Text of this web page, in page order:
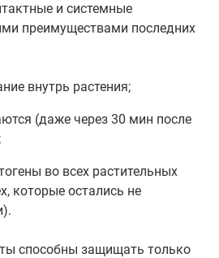
и системные
преимуществами последних
внутрь растения;
(даже через 30 мин после
во всех растительных
которые остались не
способны защищать только